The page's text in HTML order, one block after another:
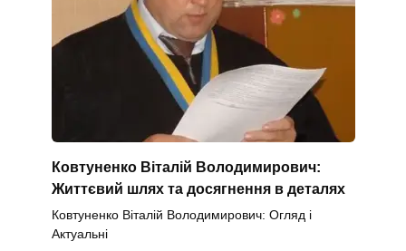
Ковтуненко Віталій Володимирович:
Життєвий шлях та досягнення в деталях
Ковтуненко Віталій Володимирович: Огляд і
Актуальні